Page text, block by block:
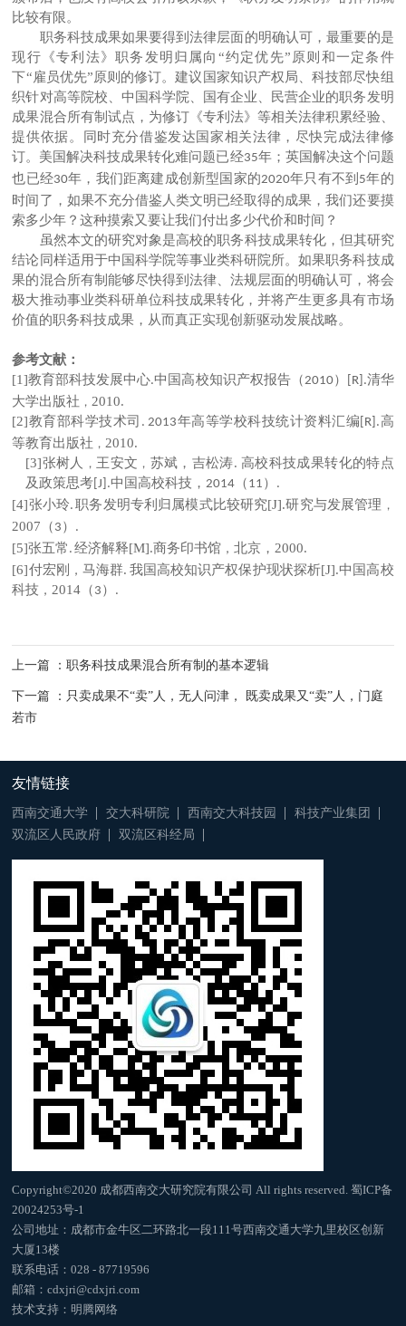
比较有限。
职务科技成果如果要得到法律层面的明确认可，最重要的是
现行《专利法》职务发明归属向 “约定优先”原则和一定条件
下“雇员优先”原则的修订。建议国家知识产权局、科技部尽快组
织针对高等院校、中国科学院、国有企业、民营企业的职务发明
成果混合所有制试点，为修订《专利法》等相关法律积累经验、
提供依据。同时充分借鉴发达国家相关法律，尽快完成法律修
订。美国解决科技成果转化难问题已经35年；英国解决这个问题
也已经30年，我们距离建成创新型国家的2020年只有不到 5年的
时间了，如果不充分借鉴人类文明已经取得的成果，我们还要摸
索多少年？这种摸索又要让我们付出多少代价和时间？
虽然本文的研究对象是高校的职务科技成果转化，但其研究
结论同样适用于中国科学院等事业类科研院所。如果职务科技成
果的混合所有制能够尽快得到法律、法规层面的明确认可，将会
极大推动事业类科研单位科技成果转化，并将产生更多具有市场
价值的职务科技成果，从而真正实现创新驱动发展战略。
参考文献：
[1]教育部科技发展中心.中国高校知识产权报告（2010） [R].清华
大学出版社 ， 2010.
[2]教育部科学技术司 . 2013年高等学校科技统计资料汇编 [R].高
等教育出版社 ， 2010.
[3]张树人 ， 王安文 ， 苏斌，吉松涛.高校科技成果转化的特点
及政策思考 [J].中国高校科技， 2014 （ 11 ） .
[4]张小玲. 职务发明专利归属模式比较研究[J].研究与发展管理 ，
2007 （ 3 ） .
[5]张五常 . 经济解释[M].商务印书馆 ，北京， 2000.
[6]付宏刚 ，马海群. 我国高校知识产权保护现状探析[J].中国高校
科技 ， 2014 （ 3 ） .
上一篇 ：职务科技成果混合所有制的基本逻辑
下一篇 ：只卖成果不“卖”人，无人问津， 既卖成果又“卖”人，门庭
若市
友情链接
西南交通大学 交大科研院 西南交大科技园
科技产业集团
双流区人民政府
双流区科经局
Copyright©2020 成都西南交大研究院有限公司 All rights reserved.蜀ICP备
20024253号-1
公司地址：成都市金牛区二环路北一段111号西南交通大学九里校区创新
大厦13楼
联系电话：028 - 87719596
邮箱：cdxjri@cdxjri.com
技术支持： 明腾网络